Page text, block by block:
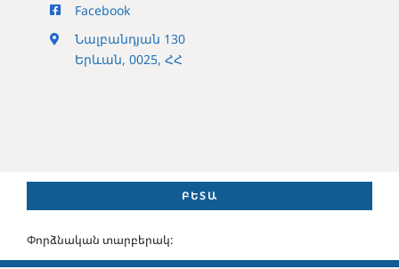
Facebook
Նալբանդյան 130
Երևան, 0025, ՀՀ
ԲԵՏԱ
Փորձնական տարբերակ: